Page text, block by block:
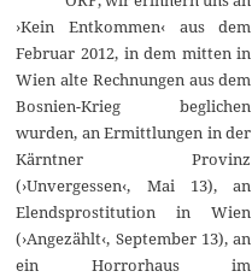
›Kein Entkommen‹ aus dem
Februar 2012, in dem mitten in
Wien alte Rechnungen aus dem
Bosnien-Krieg beglichen
wurden, an Ermittlungen in der
Kärntner Provinz
(›Unvergessen‹, Mai 13), an
Elendsprostitution in Wien
(›Angezählt‹, September 13), an
ein Horrorhaus im